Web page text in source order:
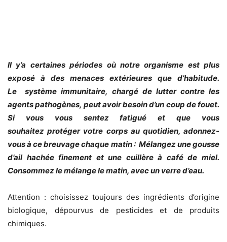
Il y’a certaines périodes où notre organisme est plus
exposé à des menaces extérieures que d’habitude.
Le système immunitaire, chargé de lutter contre les
agents pathogènes, peut avoir besoin d’un coup de fouet.
Si vous vous sentez fatigué et que vous
souhaitez protéger votre corps au quotidien, adonnez-
vous à ce breuvage chaque matin : Mélangez une gousse
d’ail hachée finement et une cuillère à café de miel.
Consommez le mélange le matin, avec un verre d’eau.
Attention : choisissez toujours des ingrédients d’origine
biologique, dépourvus de pesticides et de produits
chimiques.